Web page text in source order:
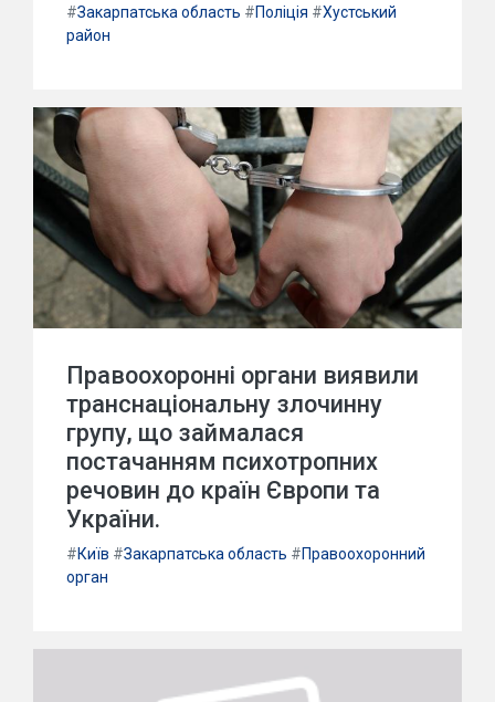
#Закарпатська область #Поліція #Хустський
район
Правоохоронні органи виявили
транснаціональну злочинну
групу, що займалася
постачанням психотропних
речовин до країн Європи та
України.
#Київ #Закарпатська область #Правоохоронний
орган